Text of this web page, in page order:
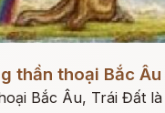
thần thoại Bắc Âu
Bắc Âu, Trái Đất